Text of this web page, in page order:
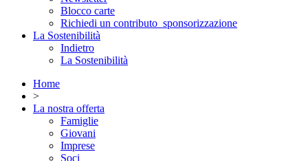
Blocco carte
Richiedi un contributo_sponsorizzazione
La Sostenibilità
Indietro
La Sostenibilità
Home
>
La nostra offerta
Famiglie
Giovani
Imprese
Soci